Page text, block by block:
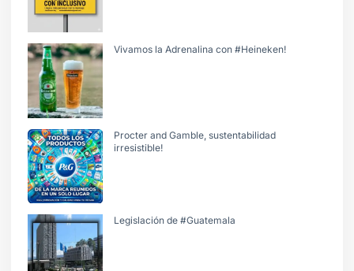
Vivamos la Adrenalina con #Heineken!
Procter and Gamble, sustentabilidad
irresistible!
Legislación de #Guatemala